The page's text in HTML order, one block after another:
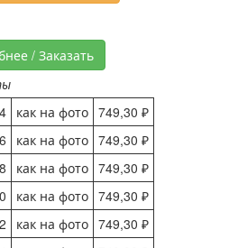
/ Заказать
как на фото 749,30 ₽
как на фото 749,30 ₽
как на фото 749,30 ₽
как на фото 749,30 ₽
как на фото 749,30 ₽